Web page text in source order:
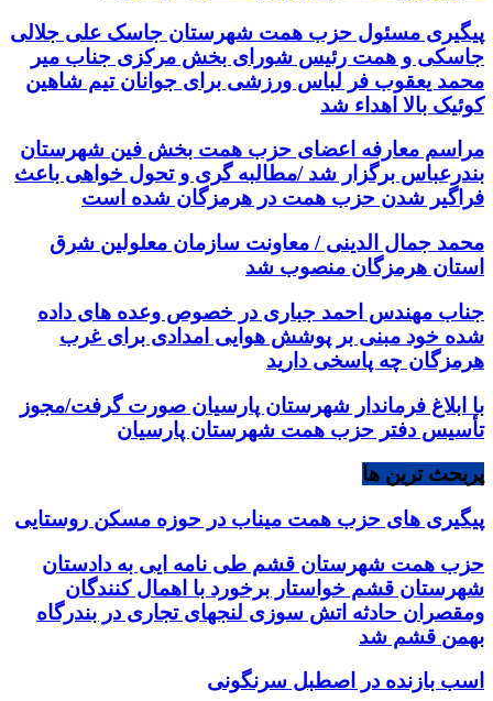
پیگیری مسئول حزب همت شهرستان جاسک علی جلالی
جاسکی و همت رئیس شورای بخش مرکزی جناب میر
محمد یعقوب فر لباس ورزشی برای جوانان تیم شاهین
کوئیک بالا اهداء شد
مراسم معارفه اعضای حزب همت بخش فین شهرستان
بندرعباس برگزار شد /مطالبه گری و تحول خواهی باعث
فراگیر شدن حزب همت در هرمزگان شده است
محمد جمال الدینی / معاونت سازمان معلولین شرق
استان هرمزگان منصوب شد
جناب مهندس احمد جباری در خصوص وعده های داده
شده خود مبنی بر پوشش هوایی امدادی برای غرب
هرمزگان چه پاسخی دارید
با ابلاغ فرماندار شهرستان پارسیان صورت گرفت/مجوز
تأسیس دفتر حزب همت شهرستان پارسیان
پربحث ترین ها
پیگیری های حزب همت میناب در حوزه مسکن روستایی
حزب همت شهرستان قشم طی نامه ایی به دادستان
شهرستان قشم خواستار برخورد با اهمال کنندگان
ومقصران حادثه اتش سوزی لنجهای تجاری در بندرگاه
بهمن قشم شد
اسب بازنده در اصطبل سرنگونی